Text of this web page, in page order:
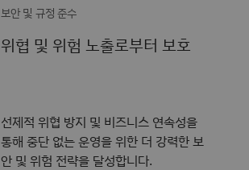
보안 및 규정 준수
위협 및 위험 노출로부터 보호
선제적 위협 방지 및 비즈니스 연속성을
통해 중단 없는 운영을 위한 더 강력한 보
안 및 위험 전략을 달성합니다.